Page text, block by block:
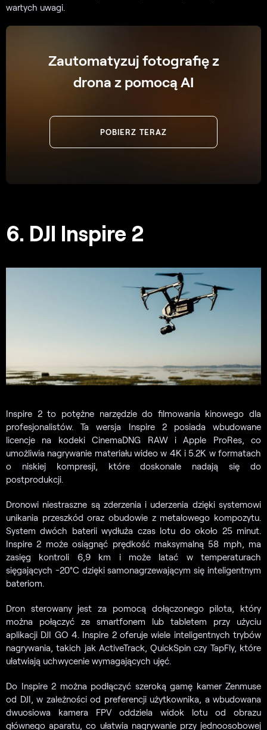
wartych uwagi.
Zautomatyzuj fotografię z
drona z pomocą AI
POBIERZ TERAZ
6. DJI Inspire 2
Inspire 2 to potężne narzędzie do filmowania kinowego dla
profesjonalistów. Ta wersja Inspire 2 posiada wbudowane
licencje na kodeki CinemaDNG RAW i Apple ProRes, co
umożliwia nagrywanie materiału wideo w 4K i 5.2K w formatach
o niskiej kompresji, które doskonale nadają się do
postprodukcji.
Dronowi niestraszne są zderzenia i uderzenia dzięki systemowi
unikania przeszkód oraz obudowie z metalowego kompozytu.
System dwóch baterii wydłuża czas lotu do około 25 minut.
Inspire 2 może osiągnąć prędkość maksymalną 58 mph, ma
zasięg kontroli 6,9 km i może latać w temperaturach
sięgających -20°C dzięki samonagrzewającym się inteligentnym
bateriom.
Dron sterowany jest za pomocą dołączonego pilota, który
można połączyć ze smartfonem lub tabletem przy użyciu
aplikacji DJI GO 4. Inspire 2 oferuje wiele inteligentnych trybów
nagrywania, takich jak ActiveTrack, QuickSpin czy TapFly, które
ułatwiają uchwycenie wymagających ujęć.
Do Inspire 2 można podłączyć szeroką gamę kamer Zenmuse
od DJI, w zależności od preferencji użytkownika, a wbudowana
dwuosiowa kamera FPV oddziela widok lotu od obrazu
głównego aparatu, co ułatwia nagrywanie przy jednoosobowej